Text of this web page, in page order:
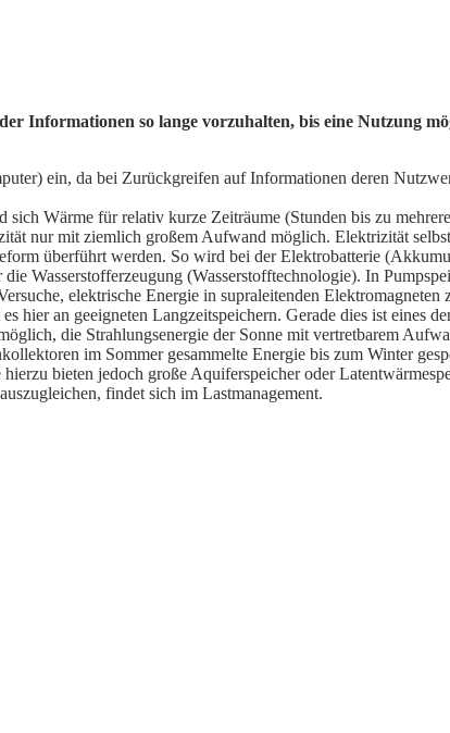
Informationen so lange vorzuhalten, bis eine Nutzung
ein, da bei Zurückgreifen auf Informationen deren
Wärme für relativ kurze Zeiträume (Stunden bis zu
nur mit ziemlich großem Aufwand möglich. Elektrizität
überführt werden. So wird bei der Elektrobatterie
Wasserstofferzeugung (Wasserstofftechnologie). In
elektrische Energie in supraleitenden Elektromagneten
hier an geeigneten Langzeitspeichern. Gerade dies ist eines
die Strahlungsenergie der Sonne mit vertretbarem
im Sommer gesammelte Energie bis zum Winter
bieten jedoch große Aquiferspeicher oder
findet sich im Lastmanagement.